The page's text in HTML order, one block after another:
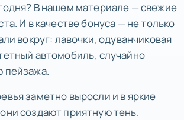
В нашем материале — свежие
И в качестве бонуса — не только
вокруг: лавочки, одуванчиковая
автомобиль, случайно
пейзажа.
заметно выросли и в яркие
создают приятную тень.